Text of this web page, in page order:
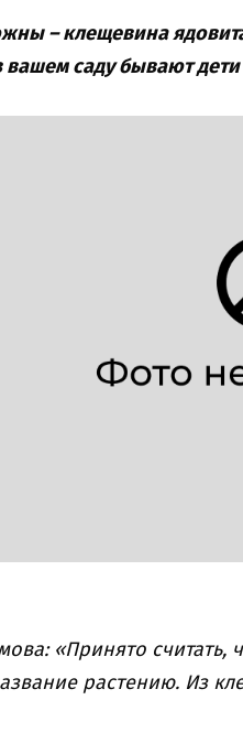
– клещевина
вашем саду бывают дети
«Принято
растению. Из